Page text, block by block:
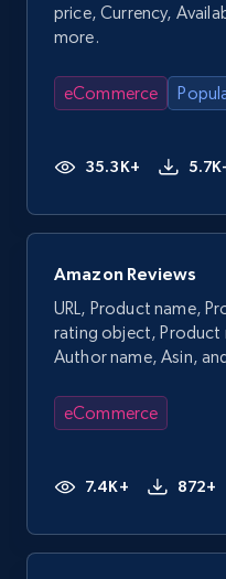
price, Currency,
more.
eCommerce
35.3K+
Amazon Reviews
URL, Product name,
rating object, Product
Author name, Asin,
eCommerce
7.4K+ 872+